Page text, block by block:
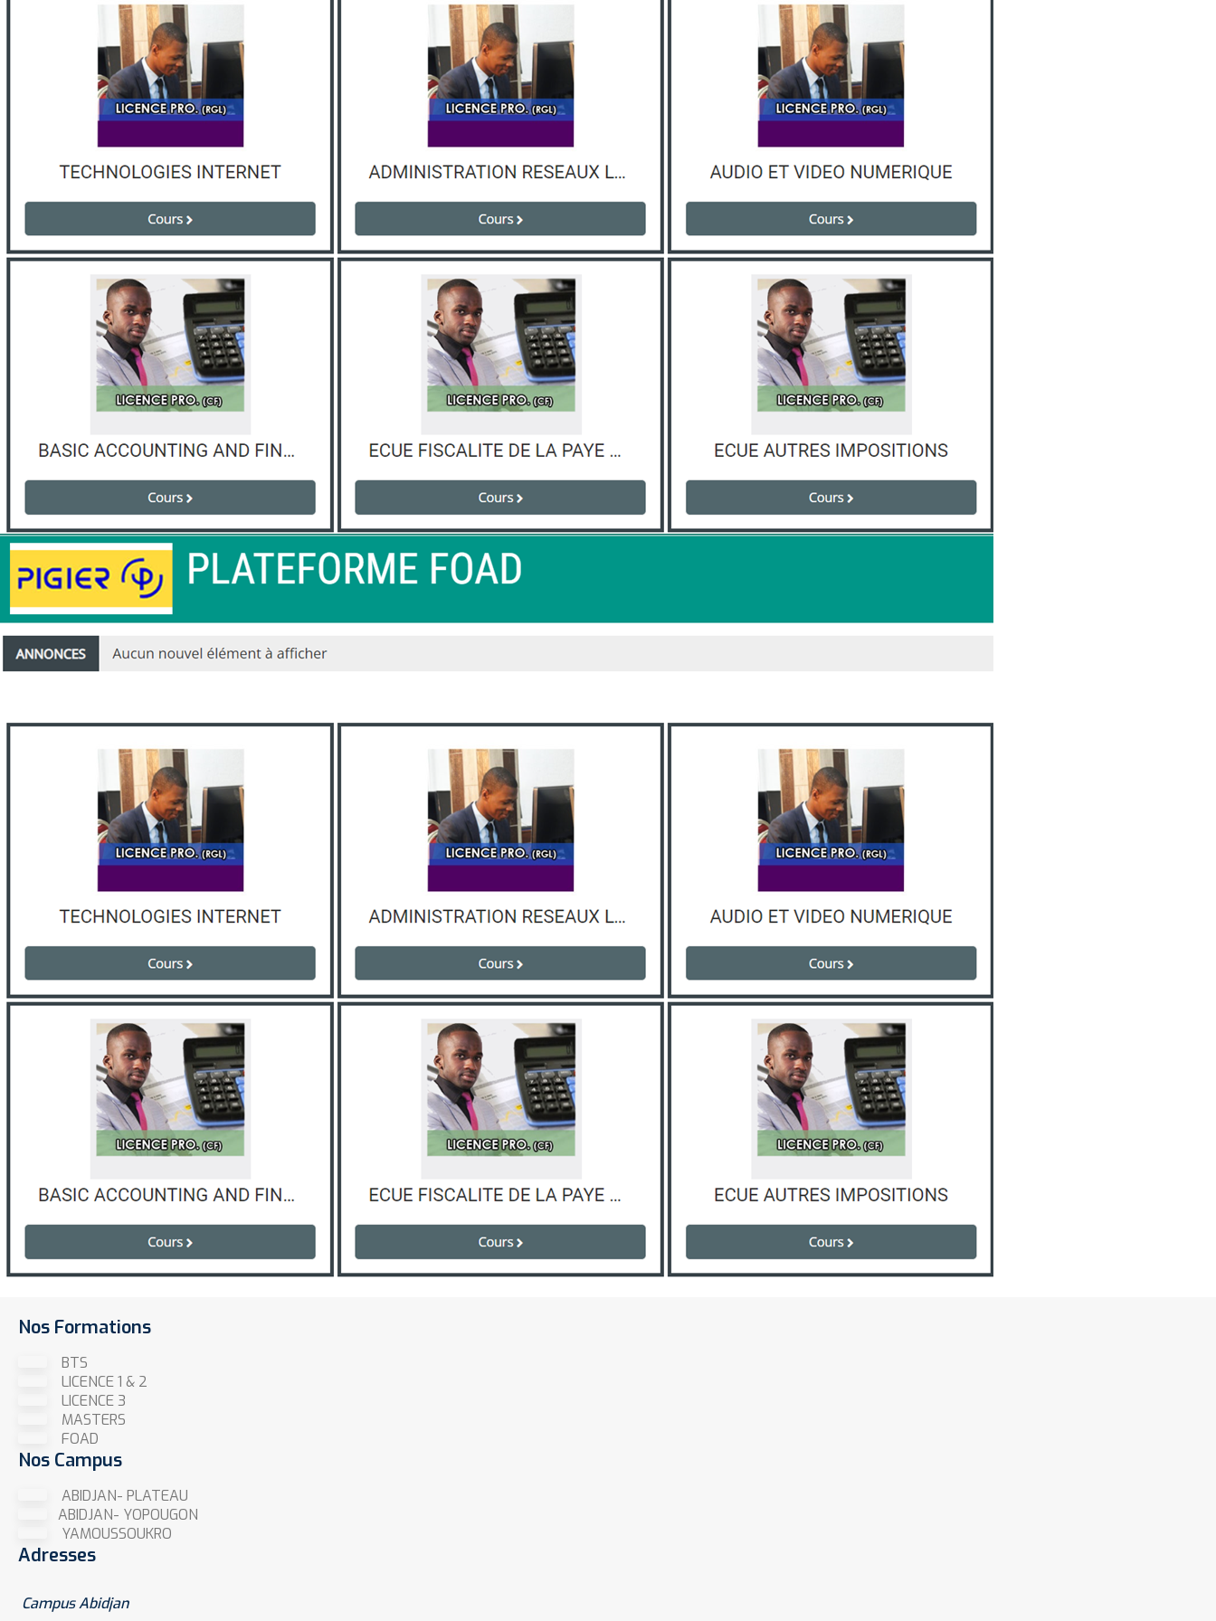
Nos Formations
BTS
LICENCE 1 & 2
LICENCE 3
MASTERS
FOAD
Nos Campus
ABIDJAN- PLATEAU
ABIDJAN- YOPOUGON
YAMOUSSOUKRO
Adresses
Campus Abidjan